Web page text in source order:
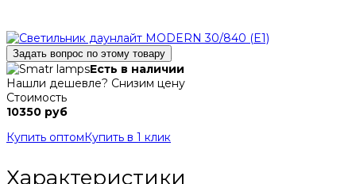
Задать вопрос по этому товару
Есть в наличии
Нашли дешевле? Снизим цену
Стоимость
10350 руб
Купить оптом Купить в 1 клик
Характеристики